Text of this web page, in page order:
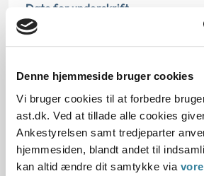
Denne hjemmeside bruger cookies
Vi bruger cookies til at forbedre
ast.dk. Ved at tillade alle cookies
Ankestyrelsen samt tredjeparter
hjemmesiden, blandt andet til
kan altid ændre dit samtykke via
Dato for underskrift
15.11.1997
Offentliggørelsesdato
12.07.2013
Paragraf
§ 57